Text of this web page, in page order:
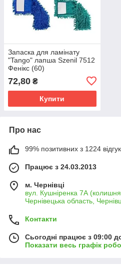
Запаска для ламінату
"Tango" лапша Szenil 7512
Фенікс (60)
72,80 ₴
Купити
Про нас
99% позитивних з 1224
Працює з 24.03.2013
м. Чернівці
вул. Кушніренка 7А
Чернівецька область,
Контакти
Сьогодні працює з 09:00
Показати весь графік